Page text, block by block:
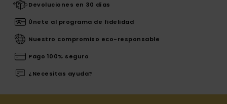
Devoluciones en 30 días
Únete al programa de fidelidad
Nuestro compromiso eco-responsable
Pago 100% seguro
¿Necesitas ayuda?